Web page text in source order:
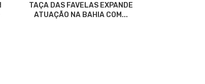
TAÇA DAS FAVELAS EXPANDE
ATUAÇÃO NA BAHIA COM...